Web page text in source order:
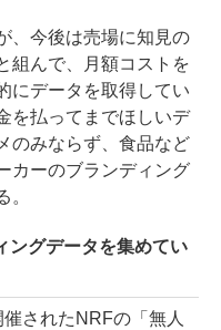
、今後は売場に知見の
組んで、月額コストを
にデータを取得してい
を払ってまでほしいデ
のみならず、食品など
カーのブランディング
。
ングデータを集めてい
されたNRFの「無人